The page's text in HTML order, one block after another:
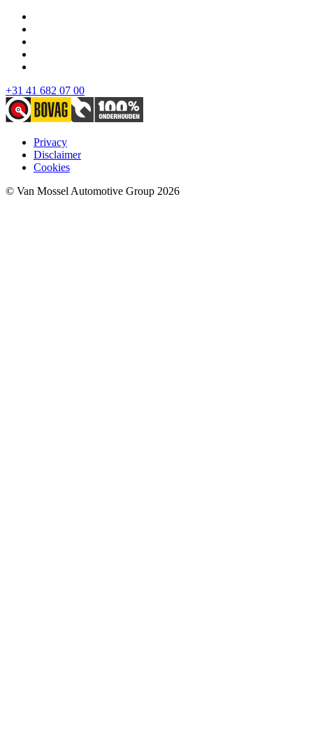
+31 41 682 07 00
Privacy
Disclaimer
Cookies
© Van Mossel Automotive Group 2026